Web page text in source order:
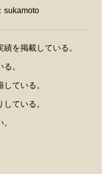
sukamoto
を掲載している。
。
ている。
ている。